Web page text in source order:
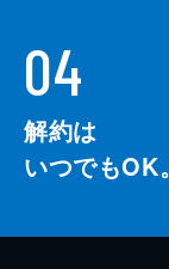
04
解約は
いつでもOK。